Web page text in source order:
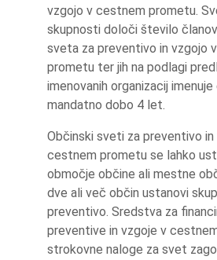
vzgojo v cestnem prometu.
skupnosti določi število
sveta za preventivo in vzgojo
prometu ter jih na podlagi
imenovanih organizacij
mandatno dobo 4 let.
Občinski sveti za preventivo
cestnem prometu se lahko
območje občine ali mestne
dve ali več občin ustanovi
preventivo. Sredstva za
preventive in vzgoje v
strokovne naloge za svet